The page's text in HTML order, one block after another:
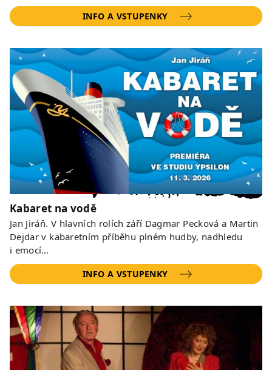
INFO A VSTUPENKY
Kabaret na vodě
Jan Jiráň. V hlavních rolích září Dagmar Pecková a Martin
Dejdar v kabaretním příběhu plném hudby, nadhledu
i emocí…
INFO A VSTUPENKY